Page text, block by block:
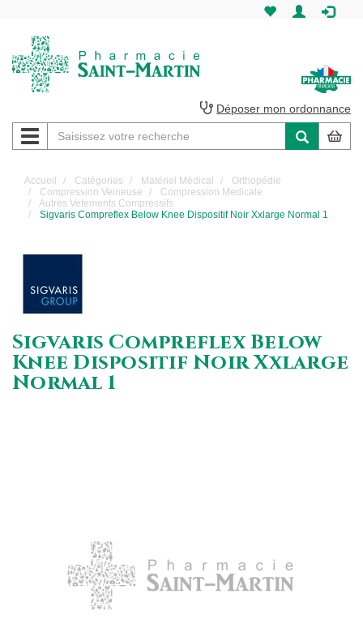
Martin
Pharmacie
Saint-
Martin
Déposer mon ordonnance
Navigation
Accueil Catégories Matériel Médical
Orthopédie
Compression Veineuse
Compression Medicale
Autres Vetements Compressifs
Sigvaris Compreflex Below Knee Dispositif Noir Xxlarge Normal 1
Sigvaris Compreflex Below
Knee Dispositif Noir Xxlarge
Normal 1